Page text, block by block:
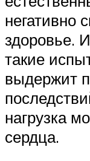
негативно
здоровье.
такие
выдержит
нагрузка
сердца.